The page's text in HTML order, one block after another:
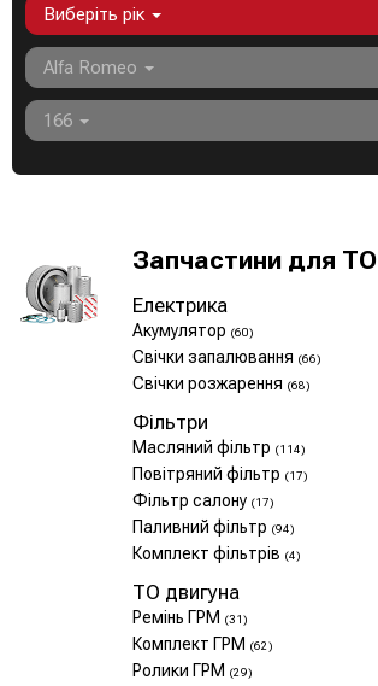
Виберіть рік
Alfa Romeo
166
Запчастини для ТО
Електрика
Акумулятор (60)
Свічки запалювання (66)
Свічки розжарення (68)
Фільтри
Масляний фільтр (114)
Повітряний фільтр (17)
Фільтр салону (17)
Паливний фільтр (94)
Комплект фільтрів (4)
ТО двигуна
Ремінь ГРМ (31)
Комплект ГРМ (62)
Ролики ГРМ (29)